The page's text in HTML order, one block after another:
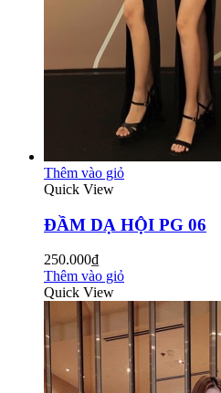
Thêm vào giỏ
Quick View
ĐẦM DẠ HỘI PG 06
250.000₫
Thêm vào giỏ
Quick View